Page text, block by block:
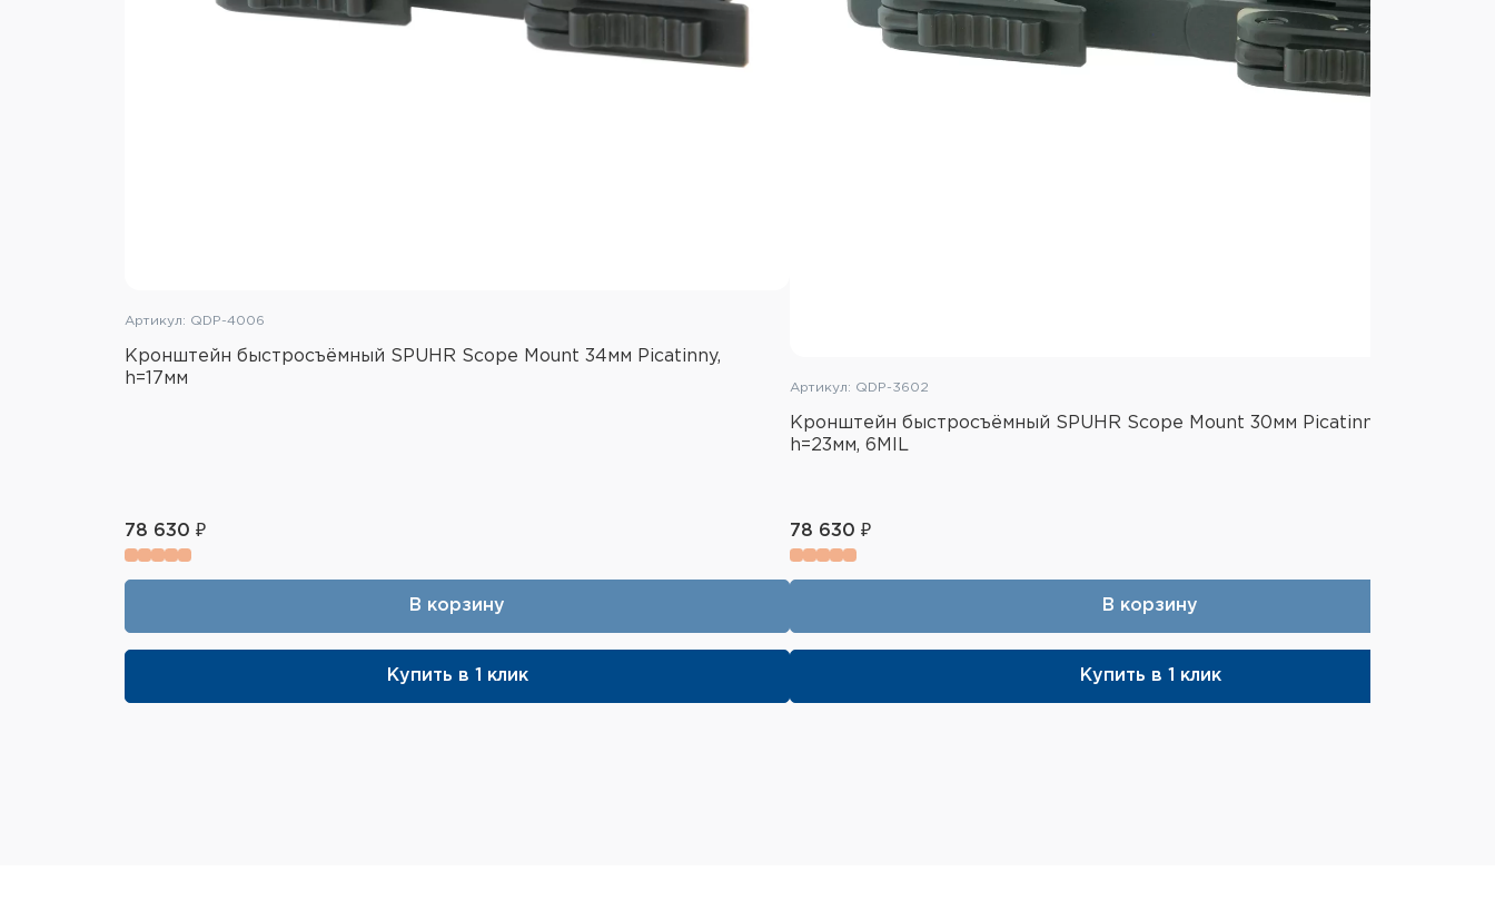
Артикул: QDP-4006
Кронштейн быстросъёмный SPUHR Scope Mount 34мм Picatinny,
h=17мм
78 630 ₽
В корзину
Купить в 1 клик
Артикул: QDP-3602
Кронштейн быстросъёмный SPUHR Scope Mount 30мм Picatinny,
h=23мм, 6MIL
78 630 ₽
В корзину
Купить в 1 клик